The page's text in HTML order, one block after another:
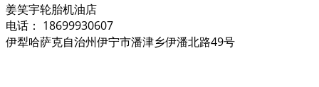
姜笑宇轮胎机油店
电话： 18699930607
伊犁哈萨克自治州伊宁市潘津乡伊潘北路49号